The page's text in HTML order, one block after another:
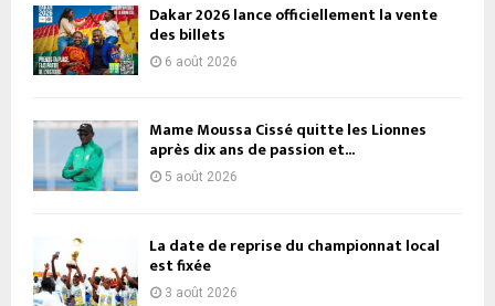
Dakar 2026 lance officiellement la vente
des billets
6 août 2026
Mame Moussa Cissé quitte les Lionnes
après dix ans de passion et...
5 août 2026
La date de reprise du championnat local
est fixée
3 août 2026